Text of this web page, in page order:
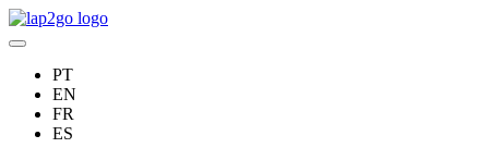
PT
EN
FR
ES